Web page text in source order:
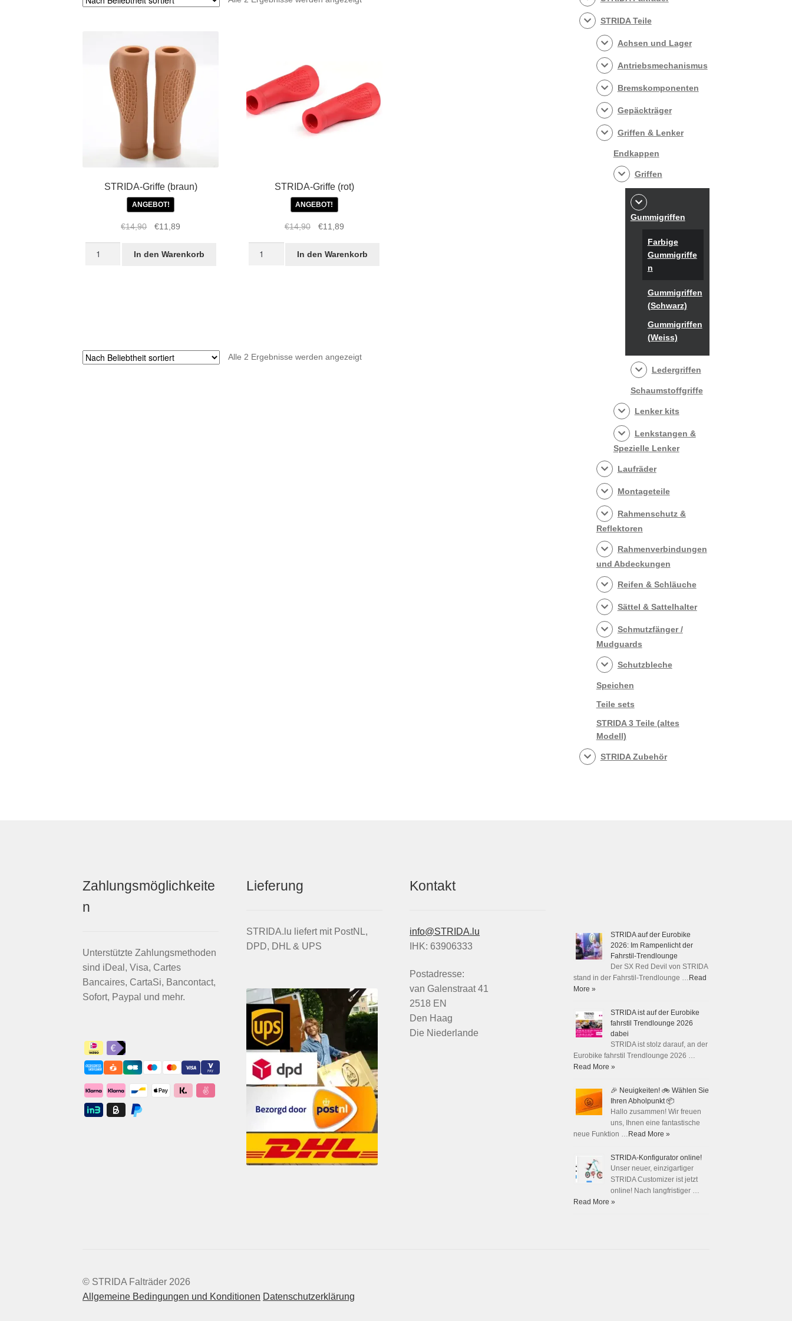
STRIDA-Griffe (braun)
ANGEBOT!
€14,90
Ursprünglicher
war:
€11,89Aktueller
ist:
In den Warenkorb
STRIDA-Griffe (rot)
ANGEBOT!
€14,90
Ursprünglicher
war:
€11,89Aktueller
ist:
In den Warenkorb
Alle 2 Ergebnisse werden angezeigtNach
STRIDA Teile
Achsen und Lager
Antriebsmechanismus
Bremskomponenten
Gepäckträger
Griffen & Lenker
Endkappen
Griffen
Gummigriffen
Farbige
Gummigriffe
n
Gummigriffen
(Schwarz)
Gummigriffen
(Weiss)
Ledergriffen
Schaumstoffgriffe
Lenker kits
Lenkstangen &
Spezielle Lenker
Laufräder
Montageteile
Rahmenschutz &
Reflektoren
Rahmenverbindungen
und Abdeckungen
Reifen & Schläuche
Sättel & Sattelhalter
Schmutzfänger /
Mudguards
Schutzbleche
Speichen
Teile sets
STRIDA 3 Teile (altes
Modell)
STRIDA Zubehör
Zahlungsmöglichkeite
n
Unterstützte Zahlungsmethoden
sind iDeal, Visa, Cartes
Bancaires, CartaSi, Bancontact,
Sofort, Paypal und mehr.
Lieferung
STRIDA.lu liefert mit PostNL,
DPD, DHL & UPS
Kontakt
info@STRIDA.lu
IHK: 63906333
Postadresse:
van Galenstraat 41
2518 EN
Den Haag
Die Niederlande
STRIDA auf der Eurobike
2026: Im Rampenlicht der
Fahrstil-Trendlounge
Der SX Red Devil von STRIDA
stand in der Fahrstil-Trendlounge … Read
More »
STRIDA ist auf der Eurobike
fahrstil Trendlounge 2026
dabei
STRIDA ist stolz darauf, an der
Eurobike fahrstil Trendlounge 2026 …
Read More »
🎉 Neuigkeiten! 🚲 Wählen Sie
Ihren Abholpunkt 📦
Hallo zusammen! Wir freuen
uns, Ihnen eine fantastische
neue Funktion … Read More »
STRIDA-Konfigurator online!
Unser neuer, einzigartiger
STRIDA Customizer ist jetzt
online! Nach langfristiger …
Read More »
© STRIDA Falträder 2026
Allgemeine Bedingungen und Konditionen Datenschutzerklärung